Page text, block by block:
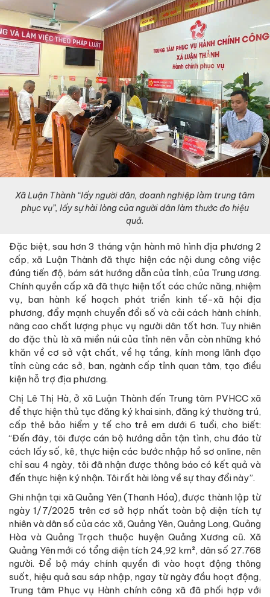
Xã Luận Thành “lấy người dân, doanh nghiệp làm trung tâm
phục vụ”, lấy sự hài lòng của người dân làm thước đo hiệu
quả.
Đặc biệt, sau hơn 3 tháng vận hành mô hình địa phương 2
cấp, xã Luận Thành đã thực hiện các nội dung công việc
đúng tiến độ, bám sát hướng dẫn của tỉnh, của Trung ương.
Chính quyền cấp xã đã thực hiện tốt các chức năng, nhiệm
vụ, ban hành kế hoạch phát triển kinh tế-xã hội địa
phương, đẩy mạnh chuyển đổi số và cải cách hành chính,
nâng cao chất lượng phục vụ người dân tốt hơn. Tuy nhiên
do đặc thù là xã miền núi của tỉnh nên vẫn còn những khó
khăn về cơ sở vật chất, về hạ tầng, kính mong lãnh đạo
tỉnh cùng các sở, ban, ngành cấp tỉnh quan tâm, tạo điều
kiện hỗ trợ địa phương.
Chị Lê Thị Hà, ở xã Luận Thành đến Trung tâm PVHCC xã
để thực hiện thủ tục đăng ký khai sinh, đăng ký thường trú,
cấp thẻ bảo hiểm y tế cho trẻ em dưới 6 tuổi, cho biết:
“Đến đây, tôi được cán bộ hướng dẫn tận tình, chu đáo từ
cách lấy số, kê, thực hiện các bước nhập hồ sơ online, nên
chỉ sau 4 ngày, tôi đã nhận được thông báo có kết quả và
đến thực hiện ký nhận. Tôi rất hài lòng về sự thay đổi này”.
Ghi nhận tại xã Quảng Yên (Thanh Hóa), được thành lập từ
ngày 1/7/2025 trên cơ sở hợp nhất toàn bộ diện tích tự
nhiên và dân số của các xã, Quảng Yên, Quảng Long, Quảng
Hòa và Quảng Trạch thuộc huyện Quảng Xương cũ. Xã
Quảng Yên mới có tổng diện tích 24,92 km², dân số 27.768
người. Để bộ máy chính quyền đi vào hoạt động thông
suốt, hiệu quả sau sáp nhập, ngay từ ngày đầu hoạt động,
Trung tâm Phục vụ Hành chính công xã đã phối hợp với